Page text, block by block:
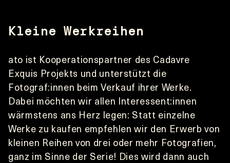
Kleine Werkreihen
ato ist Kooperationspartner des Cadavre
Exquis Projekts und unterstützt die
Fotograf:innen beim Verkauf ihrer Werke.
Dabei möchten wir allen Interessent:innen
wärmstens ans Herz legen: Statt einzelne
Werke zu kaufen empfehlen wir den Erwerb von
kleinen Reihen von drei oder mehr Fotografien,
ganz im Sinne der Serie! Dies wird dann auch